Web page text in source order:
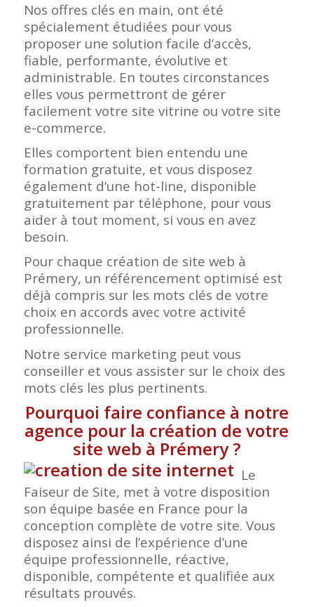
Nos offres clés en main, ont été
spécialement étudiées pour vous
proposer une solution facile d’accès,
fiable, performante, évolutive et
administrable. En toutes circonstances
elles vous permettront de gérer
facilement votre site vitrine ou votre site
e-commerce.
Elles comportent bien entendu une
formation gratuite, et vous disposez
également d’une hot-line, disponible
gratuitement par téléphone, pour vous
aider à tout moment, si vous en avez
besoin.
Pour chaque création de site web à
Prémery, un référencement optimisé est
déjà compris sur les mots clés de votre
choix en accords avec votre activité
professionnelle.
Notre service marketing peut vous
conseiller et vous assister sur le choix des
mots clés les plus pertinents.
Pourquoi faire confiance à notre
agence pour la création de votre
site web à Prémery?
Le
Faiseur de Site, met à votre disposition
son équipe basée en France pour la
conception complète de votre site. Vous
disposez ainsi de l’expérience d’une
équipe professionnelle, réactive,
disponible, compétente et qualifiée aux
résultats prouvés.